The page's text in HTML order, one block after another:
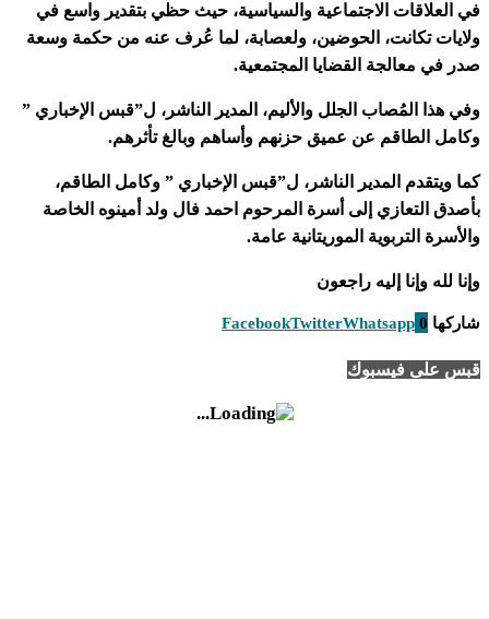
في العلاقات الاجتماعية والسياسية، حيث حظي بتقدير واسع في
ولايات تكانت، الحوضين، ولعصابة، لما عُرف عنه من حكمة وسعة
صدر في معالجة القضايا المجتمعية.
وفي هذا المُصاب الجلل والأليم، المدير الناشر، ل”قبس الإخباري ”
وكامل الطاقم عن عميق حزنهم وأساهم وبالغ تأثرهم.
كما ويتقدم المدير الناشر، ل”قبس الإخباري ” وكامل الطاقم،
بأصدق التعازي إلى أسرة المرحوم احمد فال ولد أمينوه الخاصة
والأسرة التربوية الموريتانية عامة.
وإنا لله وإنا إليه راجعون
شاركها 0
FacebookTwitterWhatsapp
قبس على فيسبوك